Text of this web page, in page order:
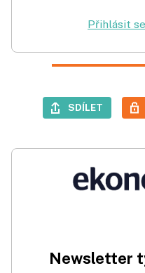
Přihlásit
SDÍLET
Newsletter